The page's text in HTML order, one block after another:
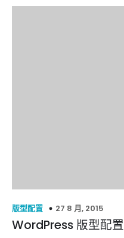
版型配置 27 8 月, 2015
WordPress 版型配置